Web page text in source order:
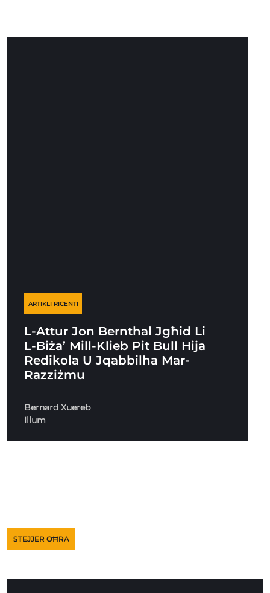
ARTIKLI RICENTI
L-Attur Jon Bernthal Jgħid Li
L-Biża’ Mill-Klieb Pit Bull Hija
Redikola U Jqabbilha Mar-
Razziżmu
Bernard Xuereb
Illum
STEJJER OĦRA